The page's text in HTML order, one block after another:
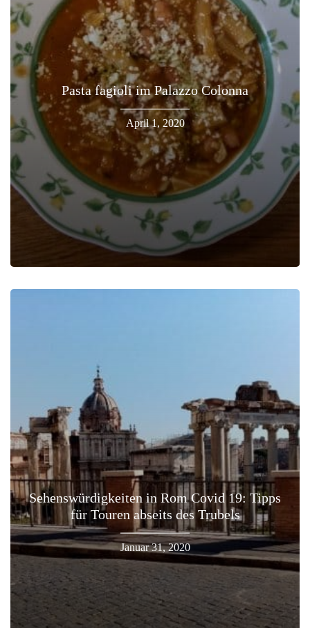
Pasta fagioli im Palazzo Colonna
April 1, 2020
Sehenswürdigkeiten in Rom Covid 19: Tipps
für Touren abseits des Trubels
Januar 31, 2020